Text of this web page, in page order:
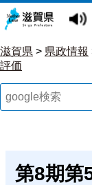
滋賀県 > 県政情報
評価
第8期第